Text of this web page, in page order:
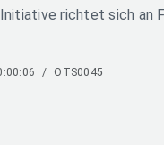
richtet sich an
/ OTS0045